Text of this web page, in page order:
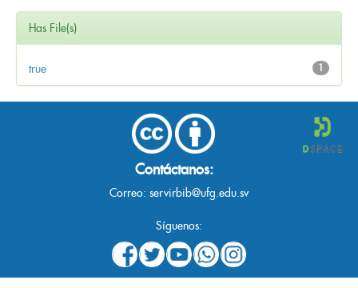
Has File(s)
1
true
Contáctanos:
Correo: servirbib@ufg.edu.sv
Síguenos: